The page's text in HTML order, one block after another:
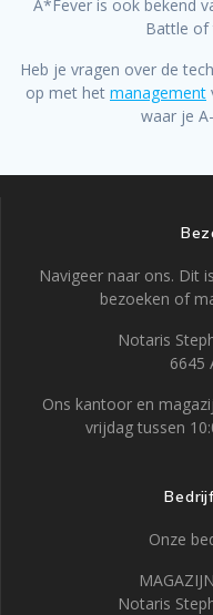
A*Fever is ook bekend
Battle of
Heb je vragen over de
op met het management
waar je
Navigeer naar ons. Dit
bezoeken of
Notaris
6645
Ons kantoor en
vrijdag tussen
Onze
Notaris